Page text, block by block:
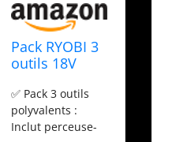
Pack RYOBI 3
outils 18V
batteries
4,0Ah - 2.0Ah -
1 chargeur -
✅ Pack 3 outils
polyvalents :
Inclut perceuse-